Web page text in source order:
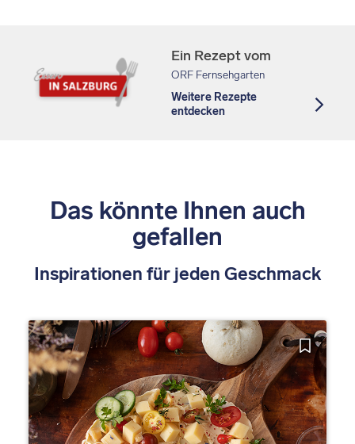
Ein Rezept vom
ORF Fernsehgarten
Weitere Rezepte
entdecken
Das könnte Ihnen auch
gefallen
Inspirationen für jeden Geschmack